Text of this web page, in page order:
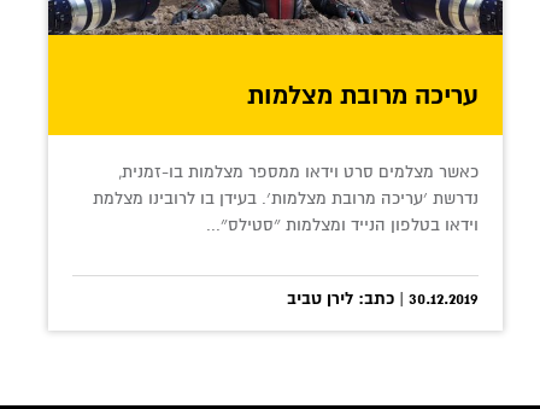
עריכה מרובת מצלמות
כאשר מצלמים סרט וידאו ממספר מצלמות בו-זמנית,
נדרשת ׳עריכה מרובת מצלמות׳. בעידן בו לרובינו מצלמת
וידאו בטלפון הנייד ומצלמות ״סטילס״...
30.12.2019 | כתב: לירן טביב